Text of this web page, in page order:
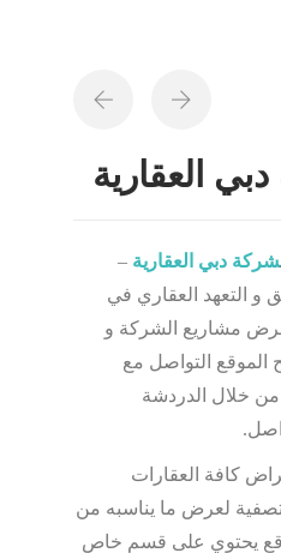
العقارية
شركة دبي العقارية –
و التعهد العقاري في
مشاريع الشركة و
الموقع التواصل مع
خلال الدردشة
كافة العقارات
لعرض ما يناسبه من
يحتوي على قسم خاص